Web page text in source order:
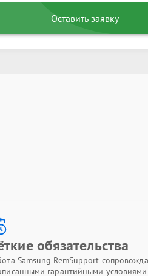
Оставить заявку
обязательства
Samsung RemSupport
гарантийными